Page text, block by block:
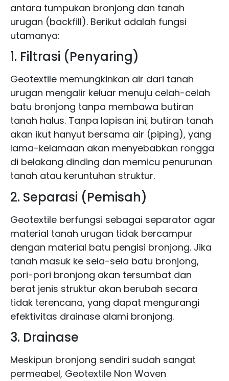
antara tumpukan bronjong dan tanah
urugan (backfill). Berikut adalah fungsi
utamanya:
1. Filtrasi (Penyaring)
Geotextile memungkinkan air dari tanah
urugan mengalir keluar menuju celah-celah
batu bronjong tanpa membawa butiran
tanah halus. Tanpa lapisan ini, butiran tanah
akan ikut hanyut bersama air (piping), yang
lama-kelamaan akan menyebabkan rongga
di belakang dinding dan memicu penurunan
tanah atau keruntuhan struktur.
2. Separasi (Pemisah)
Geotextile berfungsi sebagai separator agar
material tanah urugan tidak bercampur
dengan material batu pengisi bronjong. Jika
tanah masuk ke sela-sela batu bronjong,
pori-pori bronjong akan tersumbat dan
berat jenis struktur akan berubah secara
tidak terencana, yang dapat mengurangi
efektivitas drainase alami bronjong.
3. Drainase
Meskipun bronjong sendiri sudah sangat
permeabel, Geotextile Non Woven